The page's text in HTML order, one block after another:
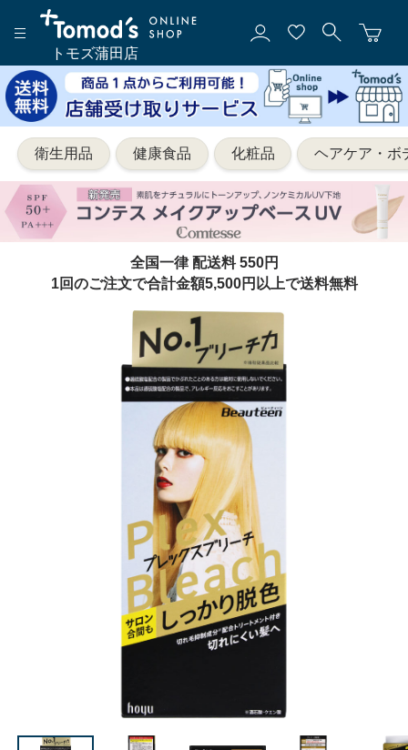
トモズ蒲田店
衛生用品 健康食品 化粧品 ヘアケア・ボ
全国一律 配送料 550円
1回のご注文で合計金額5,500円以上で送料無料